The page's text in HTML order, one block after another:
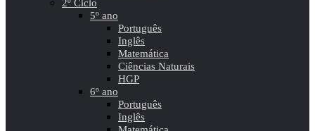
2º Ciclo
5º ano
Português
Inglês
Matemática
Ciências Naturais
HGP
6º ano
Português
Inglês